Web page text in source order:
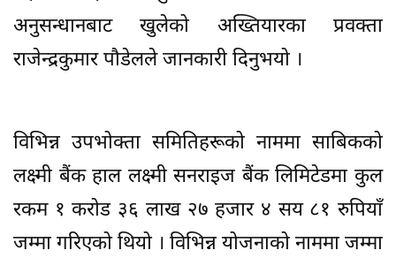
अनुसन्धानबाट खुलेको अख्तियारका प्रवक्ता
राजेन्द्रकुमार पौडेलले जानकारी दिनुभयो ।
विभिन्न उपभोक्ता समितिहरूको नाममा साबिकको
लक्ष्मी बैंक हाल लक्ष्मी सनराइज बैंक लिमिटेडमा कुल
रकम १ करोड ३६ लाख २७ हजार ४ सय ८१ रुपियाँ
जम्मा गरिएको थियो । विभिन्न योजनाको नाममा जम्मा